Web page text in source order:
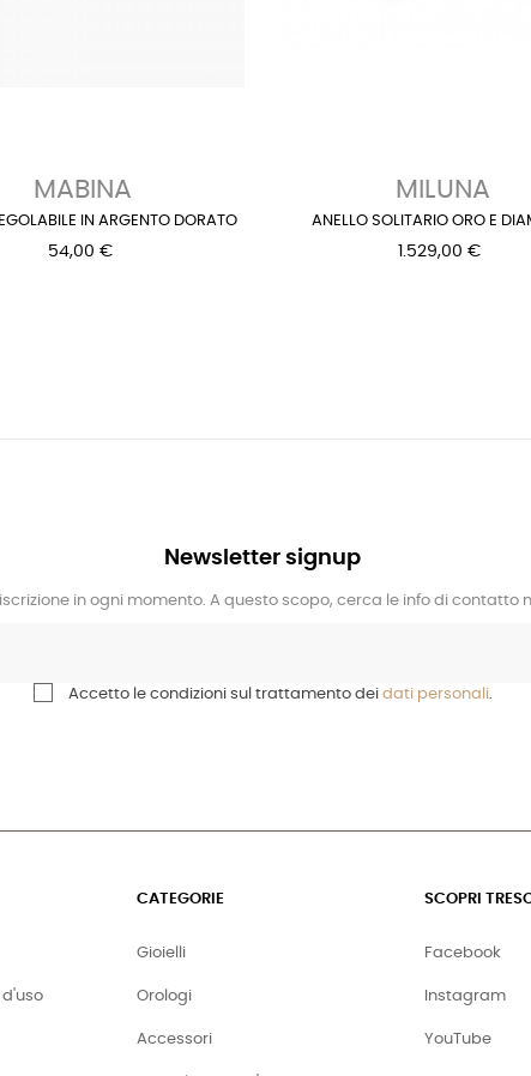
MABINA
IN ARGENTO DORATO
54,00 €
MILUNA
ANELLO SOLITARIO ORO E
1.529,00 €
Newsletter signup
in ogni momento. A questo scopo, cerca le info di contatto
Accetto le condizioni sul trattamento dei dati personali.
d'uso
CATEGORIE
Gioielli
Orologi
Accessori
SCOPRI
Facebook
Instagram
YouTube